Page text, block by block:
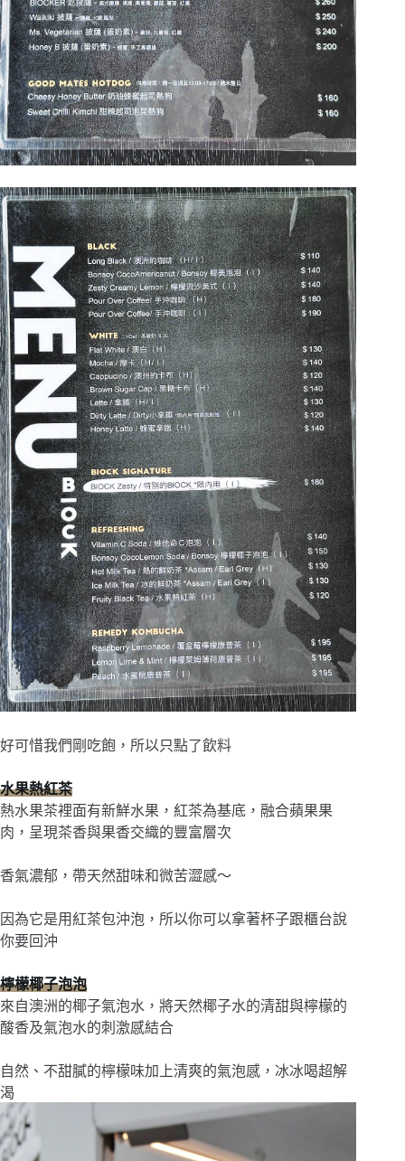
好可惜我們剛吃飽，所以只點了飲料
水果熱紅茶
熱水果茶裡面有新鮮水果，紅茶為基底，融合蘋果果
肉，呈現茶香與果香交織的豐富層次
香氣濃郁，帶天然甜味和微苦澀感〜
因為它是用紅茶包沖泡，所以你可以拿著杯子跟櫃台說
你要回沖
檸檬椰子泡泡
來自澳洲的椰子氣泡水，將天然椰子水的清甜與檸檬的
酸香及氣泡水的刺激感結合
自然、不甜膩的檸檬味加上清爽的氣泡感，冰冰喝超解
渴